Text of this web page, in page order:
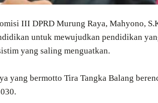
III DPRD Murung Raya, Mahyono,
untuk mewujudkan pendidikan
yang saling menguatkan.
yang bermotto Tira Tangka Balang